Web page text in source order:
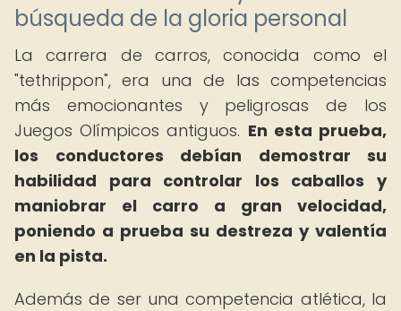
búsqueda de la gloria personal
La carrera de carros, conocida como el
"tethrippon", era una de las competencias
más emocionantes y peligrosas de los
Juegos Olímpicos antiguos. En esta prueba,
los conductores debían demostrar su
habilidad para controlar los caballos y
maniobrar el carro a gran velocidad,
poniendo a prueba su destreza y valentía
en la pista.
Además de ser una competencia atlética, la